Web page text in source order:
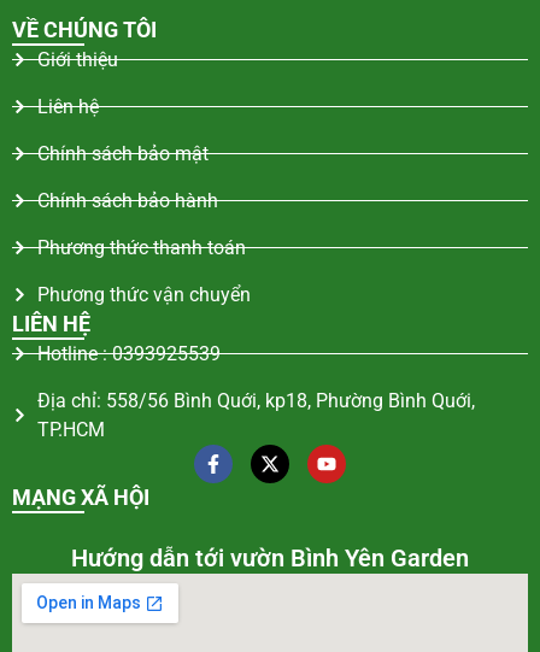
VỀ CHÚNG TÔI
Giới thiệu
Liên hệ
Chính sách bảo mật
Chính sách bảo hành
Phương thức thanh toán
Phương thức vận chuyển
LIÊN HỆ
Hotline : 0393925539
Địa chỉ: 558/56 Bình Quới, kp18, Phường Bình Quới,
TP.HCM
MẠNG XÃ HỘI
Hướng dẫn tới vườn Bình Yên Garden